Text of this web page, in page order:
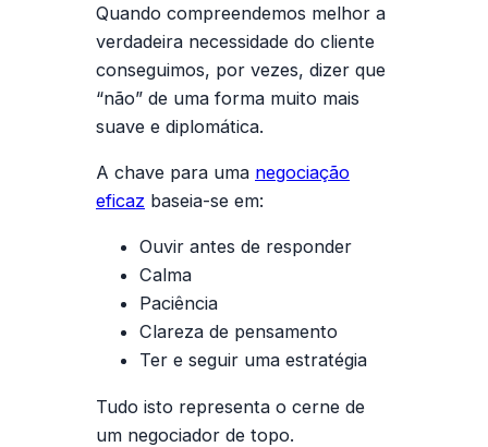
Quando compreendemos melhor a
verdadeira necessidade do cliente
conseguimos, por vezes, dizer que
“não” de uma forma muito mais
suave e diplomática.
A chave para uma negociação
eficaz baseia-se em:
Ouvir antes de responder
Calma
Paciência
Clareza de pensamento
Ter e seguir uma estratégia
Tudo isto representa o cerne de
um negociador de topo.